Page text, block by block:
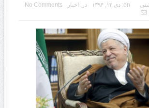
on: دی ۱۲, ۱۳۹۴ در: اخبار
No Comments